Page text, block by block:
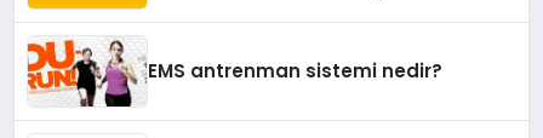
EMS antrenman sistemi nedir?